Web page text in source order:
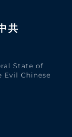
共
State of
Chinese